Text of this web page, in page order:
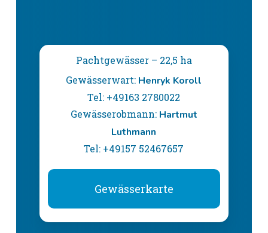
Pachtgewässer – 22,5 ha
Gewässerwart: Henryk Koroll
Tel: +49163 2780022
Gewässerobmann: Hartmut
Luthmann
Tel: +49157 52467657
Gewässerkarte